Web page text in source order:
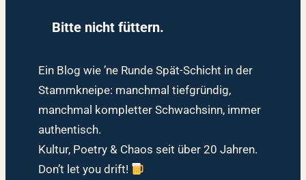
Bitte nicht füttern.
Ein Blog wie ’ne Runde Spät-Schicht in der
Stammkneipe: manchmal tiefgründig,
manchmal kompletter Schwachsinn, immer
authentisch.
Kultur, Poetry & Chaos seit über 20 Jahren.
Don’t let you drift!